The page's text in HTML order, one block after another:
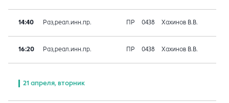
14:40 Раз,реал.инн.пр. ПР 0438 Хахинов В.В.
16:20 Раз,реал.инн.пр. ПР 0438 Хахинов В.В.
21 апреля, вторник